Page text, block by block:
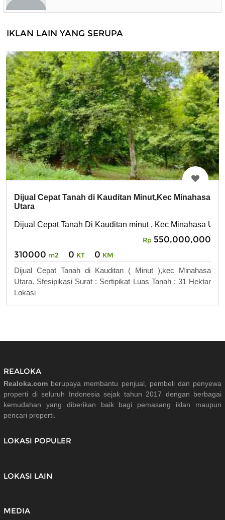
IKLAN LAIN YANG SERUPA
Dijual Cepat Tanah di Kauditan Minut,Kec Minahasa
Utara
Dijual Cepat Tanah Di Kauditan minut , Kec Minahasa
Rp 550,000,000
310000 m2 0 KT 0 KM
Dijual Cepat Tanah di Kauditan ( Minut ),kec Minahasa
Utara. Sfesipikasi Surat : Sertipikat Luas Tanah : 31 Hektar
Lokasi
REALOKA
Realoka.com berupaya membantu penjual, pembeli dan penyewa
properti di seluruh Indonesia sejak tahun 2017 dengan berbagai
kemudahan yang diberikan baik bagi pemasang iklan maupun
pencari properti.
LOKASI POPULER
LOKASI LAIN
MEDIA